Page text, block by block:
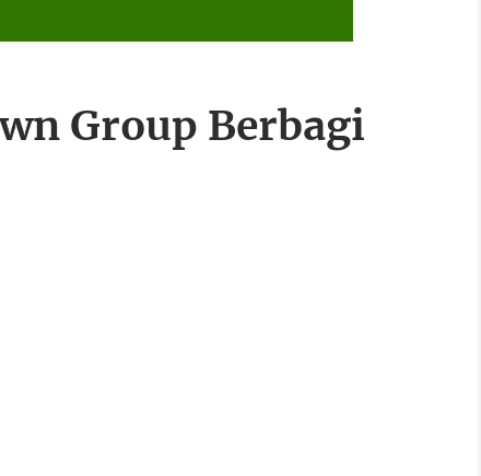
Group Berbagi